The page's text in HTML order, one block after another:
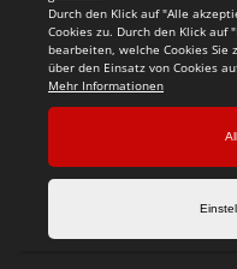
Besucher
Jetzt Online: 45
Gestern Online: 1772
Diesen Monat: 12689